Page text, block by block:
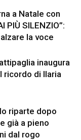
a Natale con
PIÙ SILENZIO”:
la voce
inaugura
ricordo di Ilaria
riparte dopo
già a pieno
dal rogo